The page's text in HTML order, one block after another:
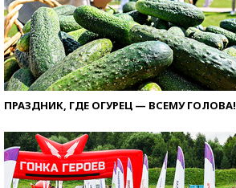
ПРАЗДНИК, ГДЕ ОГУРЕЦ — ВСЕМУ ГОЛОВА!